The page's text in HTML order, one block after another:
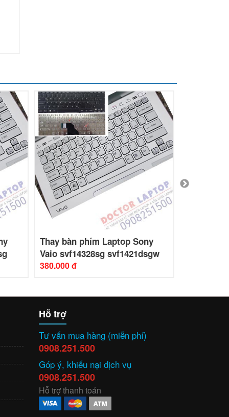
Thay bàn phím Laptop Sony
Vaio svf14328sg svf1421dsgw
380.000 đ
Hỗ trợ
Tư vấn mua hàng (miễn phí)
0908.251.500
Góp ý, khiếu nại dịch vụ
0908.251.500
Hỗ trợ thanh toán